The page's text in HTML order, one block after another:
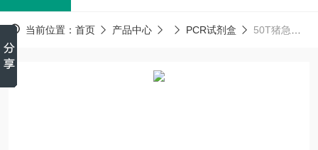
当前位置： 首页 产品中心 PCR试剂盒 50T猪急性腹泻综合征（SADS）核酸检测试剂盒